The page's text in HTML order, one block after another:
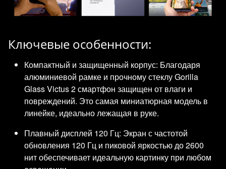
Ключевые особенности:
Компактный и защищенный корпус: Благодаря
алюминиевой рамке и прочному стеклу Gorilla
Glass Victus 2 смартфон защищен от влаги и
повреждений. Это самая миниатюрная модель в
линейке, идеально лежащая в руке.
Плавный дисплей 120 Гц: Экран с частотой
обновления 120 Гц и пиковой яркостью до 2600
нит обеспечивает идеальную картинку при любом